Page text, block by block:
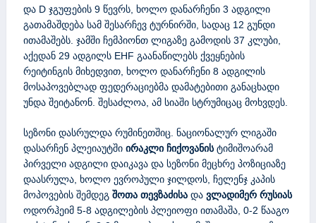
და D ჯგუფების 9 წევრს, ხოლო დანარჩენი 3 ადგილი
გათამაშდება სამ შესარჩევ ტურნირში, სადაც 12 გუნდი
ითამაშებს. ჯამში ჩემპიონთ ლიგაზე გამოდის 37 კლუბი,
აქედან 29 ადგილს EHF გაანაწილებს ქვეყნების
რეიტინგის მიხედვით, ხოლო დანარჩენი 8 ადგილის
მოსაპოვებლად ფედერაციებმა დამატებითი განაცხადი
უნდა შეიტანონ. შესაძლოა, ამ სიაში სტრუმიცაც მოხვდეს.
სეზონი დასრულდა რუმინეთშიც. ნაციონალურ ლიგაში
დასარჩენ პლეიაუტში ირაკლი ჩიქოვანისტიმიშოარამ
პირველი ადგილი დაიკავა და სეზონი მეცხრე პოზიციაზე
დაასრულა, ხოლო ევროპული ჯილდოს, ჩელენჯ კაპის
მოპოვების შემდეგ შოთა თევზაძისა და ვლადიმერ რუსიას
ოდორჰეიმ 5-8 ადგილების პლეიოფი ითამაშა, 0-2 წააგო